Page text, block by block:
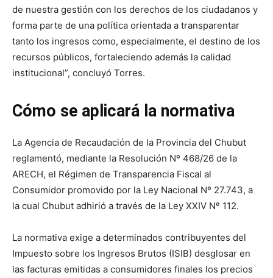
de nuestra gestión con los derechos de los ciudadanos y
forma parte de una política orientada a transparentar
tanto los ingresos como, especialmente, el destino de los
recursos públicos, fortaleciendo además la calidad
institucional”, concluyó Torres.
Cómo se aplicará la normativa
La Agencia de Recaudación de la Provincia del Chubut
reglamentó, mediante la Resolución Nº 468/26 de la
ARECH, el Régimen de Transparencia Fiscal al
Consumidor promovido por la Ley Nacional Nº 27.743, a
la cual Chubut adhirió a través de la Ley XXIV Nº 112.
La normativa exige a determinados contribuyentes del
Impuesto sobre los Ingresos Brutos (ISIB) desglosar en
las facturas emitidas a consumidores finales los precios